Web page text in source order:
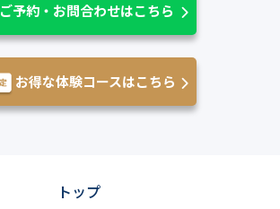
ご予約・お問合わせはこちら
お得な体験コースはこちら
トップ